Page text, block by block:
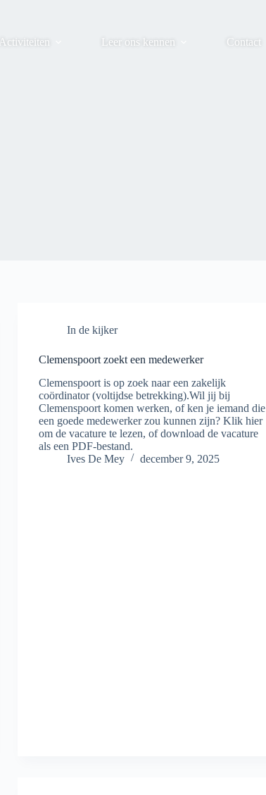
Activiteiten Leer ons kennen Contact
In de kijker
Clemenspoort zoekt een medewerker
Clemenspoort is op zoek naar een zakelijk
coördinator (voltijdse betrekking).Wil jij bij
Clemenspoort komen werken, of ken je iemand die
een goede medewerker zou kunnen zijn? Klik hier
om de vacature te lezen, of download de vacature
als een PDF-bestand.
Ives De Mey
december 9, 2025